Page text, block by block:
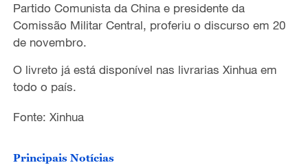
Partido Comunista da China e presidente da
Comissão Militar Central, proferiu o discurso em 20
de novembro.
O livreto já está disponível nas livrarias Xinhua em
todo o país.
Fonte: Xinhua
Principais Notícias